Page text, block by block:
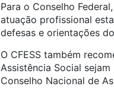
Para o Conselho
atuação profissional
defesas e orientações
O CFESS também
Assistência Social
Conselho Nacional de